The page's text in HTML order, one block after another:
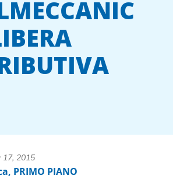
17, 2015
, PRIMO PIANO